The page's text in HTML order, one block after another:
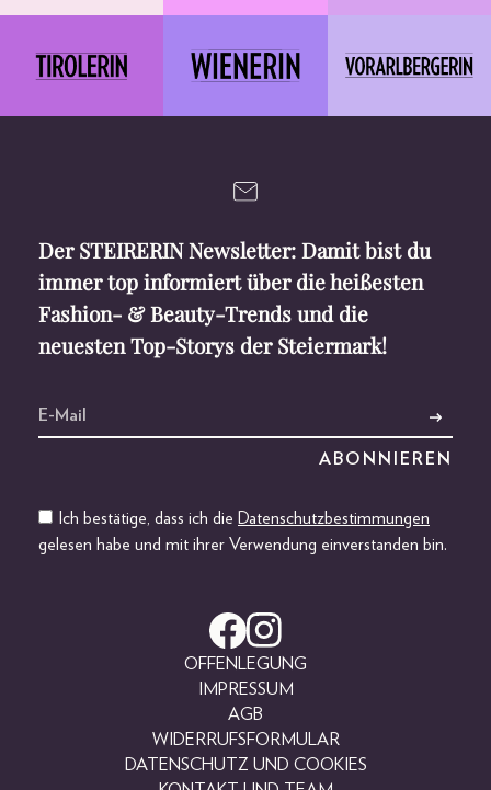
Der STEIRERIN Newsletter: Damit bist du
immer top informiert über die heißesten
Fashion- & Beauty-Trends und die
neuesten Top-Storys der Steiermark!
Ich bestätige, dass ich die Datenschutzbestimmungen
gelesen habe und mit ihrer Verwendung einverstanden bin.
OFFENLEGUNG
IMPRESSUM
AGB
WIDERRUFSFORMULAR
DATENSCHUTZ UND COOKIES